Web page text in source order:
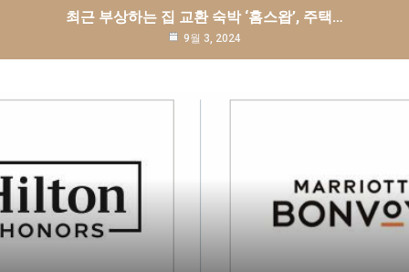
최근 부상하는 집 교환 숙박 ‘홈스왑’, 주택…
9월 3, 2024